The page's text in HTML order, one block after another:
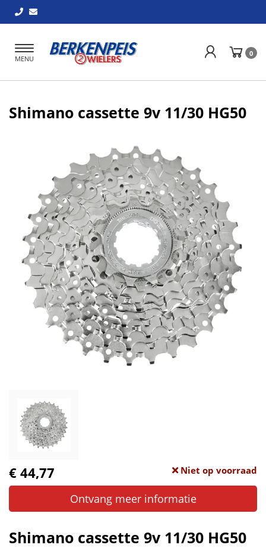
Toggle
navigation
MENU
0
Shimano cassette 9v 11/30 HG50
€ 44,77 Niet op voorraad
Ontvang meer informatie
Shimano cassette 9v 11/30 HG50